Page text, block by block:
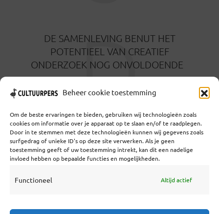
Beheer cookie toestemming
Om de beste ervaringen te bieden, gebruiken wij technologieën zoals
cookies om informatie over je apparaat op te slaan en/of te raadplegen.
Door in te stemmen met deze technologieën kunnen wij gegevens zoals
surfgedrag of unieke ID's op deze site verwerken. Als je geen
toestemming geeft of uw toestemming intrekt, kan dit een nadelige
invloed hebben op bepaalde functies en mogelijkheden.
Functioneel Altijd actief
DE SAMENLEVING BENUT HET
POTENTIEEL VAN CREATIEF
ONDERZOEK NOG ONVOLDOENDE
D
Coöperatief Cultureel Persbureau U.A. | Salzburg 29 |
3524KS Utrecht | KvK: 55573592 |Btw: